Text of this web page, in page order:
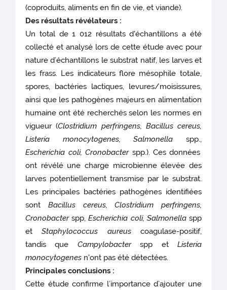
(coproduits, aliments en fin de vie, et viande).
Des résultats révélateurs :
Un total de 1 012 résultats d'échantillons a été
collecté et analysé lors de cette étude avec pour
nature d’échantillons le substrat natif, les larves et
les frass. Les indicateurs flore mésophile totale,
spores, bactéries lactiques, levures/moisissures,
ainsi que les pathogènes majeurs en alimentation
humaine ont été recherchés selon les normes en
vigueur (Clostridium perfringens, Bacillus cereus,
Listeria monocytogenes, Salmonella spp.,
Escherichia coli, Cronobacterspp.). Ces données
ont révélé une charge microbienne élevée des
larves potentiellement transmise par le substrat.
Les principales bactéries pathogènes identifiées
sont Bacillus cereus, Clostridium perfringens,
Cronobacterspp, Escherichia coli, Salmonellaspp
etStaphylococcus aureuscoagulase-positif,
tandis que Campylobacterspp et Listeria
monocytogenes n'ont pas été détectées.
Principales conclusions :
Cette étude confirme l’importance d’ajouter une